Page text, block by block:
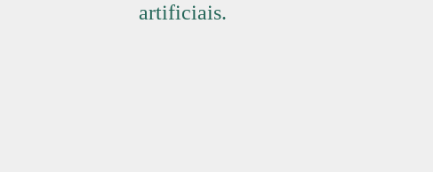
artificiais.